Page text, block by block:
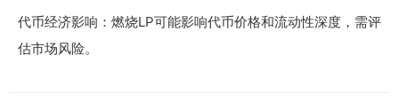
代币经济影响：燃烧LP可能影响代币价格和流动性深度，需评
估市场风险。